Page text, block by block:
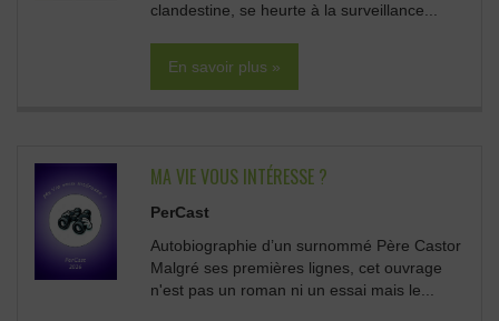
clandestine, se heurte à la surveillance...
En savoir plus »
MA VIE VOUS INTÉRESSE ?
PerCast
Autobiographie d’un surnommé Père Castor
Malgré ses premières lignes, cet ouvrage
n'est pas un roman ni un essai mais le...